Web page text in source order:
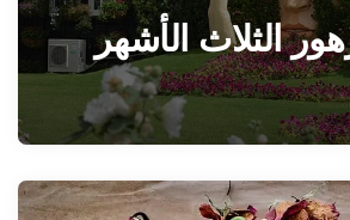
الثلاث الأشهر